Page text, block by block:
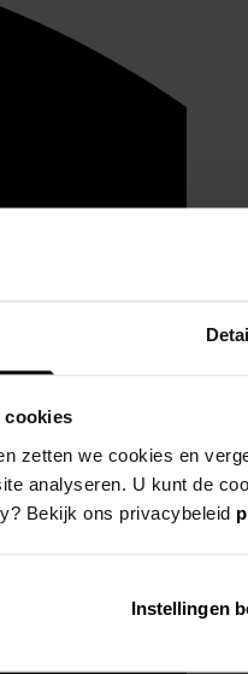
cookies
zetten we cookies en
analyseren. U kunt de
Bekijk ons privacybeleid
Instellingen